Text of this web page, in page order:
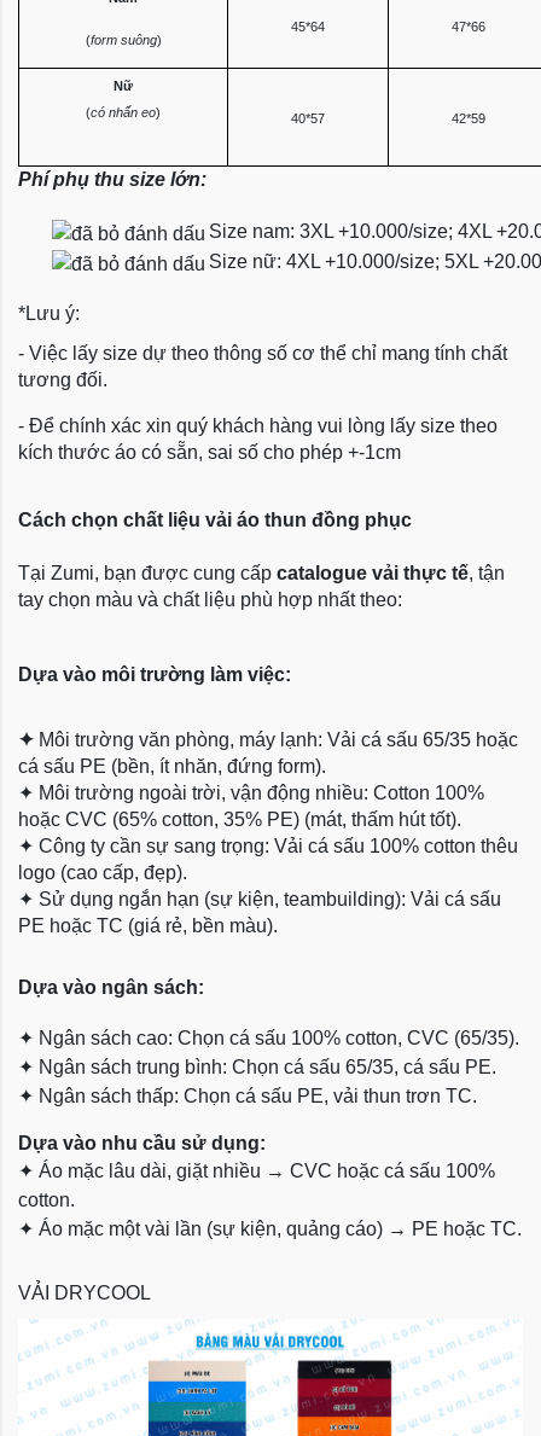
45*64
47*66
(form suông)
Nữ
40*57 42*59
(có nhấn eo)
Phí phụ thu size lớn:
Size nam: 3XL +10.000/size; 4XL
Size nữ: 4XL +10.000/size; 5XL
*Lưu ý:
- Việc lấy size dự theo thông số cơ thể chỉ mang tính chất
tương đối.
- Để chính xác xin quý khách hàng vui lòng lấy size theo
kích thước áo có sẵn, sai số cho phép +-1cm
Cách chọn chất liệu vải áo thun đồng phục
Tại Zumi, bạn được cung cấp catalogue vải thực tế, tận
tay chọn màu và chất liệu phù hợp nhất theo:
Dựa vào môi trường làm việc:
✦ Môi trường văn phòng, máy lạnh: Vải cá sấu 65/35 hoặc
cá sấu PE (bền, ít nhăn, đứng form).
✦ Môi trường ngoài trời, vận động nhiều: Cotton 100%
hoặc CVC (65% cotton, 35% PE) (mát, thấm hút tốt).
✦ Công ty cần sự sang trọng: Vải cá sấu 100% cotton thêu
logo (cao cấp, đẹp).
✦ Sử dụng ngắn hạn (sự kiện, teambuilding): Vải cá sấu
PE hoặc TC (giá rẻ, bền màu).
Dựa vào ngân sách:
✦ Ngân sách cao: Chọn cá sấu 100% cotton, CVC (65/35).
✦ Ngân sách trung bình: Chọn cá sấu 65/35, cá sấu PE.
✦ Ngân sách thấp: Chọn cá sấu PE, vải thun trơn TC.
Dựa vào nhu cầu sử dụng:
✦ Áo mặc lâu dài, giặt nhiều → CVC hoặc cá sấu 100%
cotton.
✦ Áo mặc một vài lần (sự kiện, quảng cáo) → PE hoặc TC.
VẢI DRYCOOL